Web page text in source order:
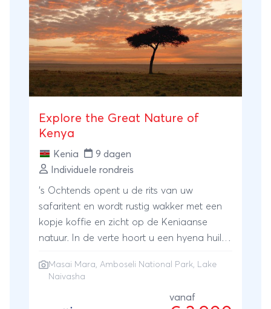
Explore the Great Nature of
Kenya
Kenia
9 dagen
Individuele rondreis
’s Ochtends opent u de rits van uw
safaritent en wordt rustig wakker met een
kopje koffie en zicht op de Keniaanse
natuur. In de verte hoort u een hyena huilen
Deze reis brengt u naar diverse
zo zou uit kunnen zien. Bij Lake Naivasha
Masai Mara, Amboseli National Park, Lake
Naivasha
vanaf